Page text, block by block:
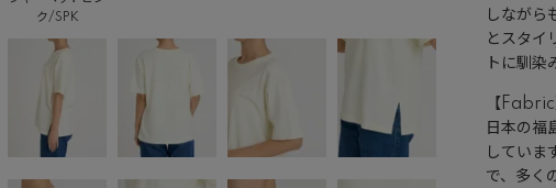
ク/SPK
しながら
とスタイ
トに馴染
【
日本の福
していま
で、多く